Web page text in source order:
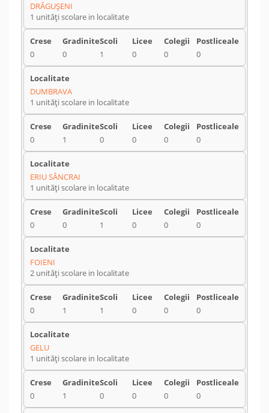
DRĂGUŞENI
1 unități scolare in localitate
0 0 1 0 0 0
DUMBRAVA
1 unități scolare in localitate
0 1 0 0 0 0
ERIU SÂNCRAI
1 unități scolare in localitate
0 0 1 0 0 0
FOIENI
2 unități scolare in localitate
0 1 1 0 0 0
GELU
1 unități scolare in localitate
0 1 0 0 0 0